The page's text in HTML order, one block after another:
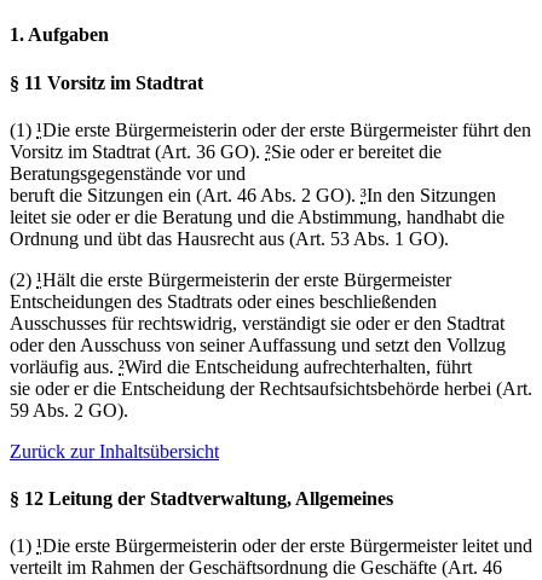
1. Aufgaben
§ 11 Vorsitz im Stadtrat
(1) ¹Die erste Bürgermeisterin oder der erste Bürgermeister führt den
Vorsitz im Stadtrat (Art. 36 GO). ²Sie oder er bereitet die
Beratungsgegenstände vor und
beruft die Sitzungen ein (Art. 46 Abs. 2 GO). ³In den Sitzungen
leitet sie oder er die Beratung und die Abstimmung, handhabt die
Ordnung und übt das Hausrecht aus (Art. 53 Abs. 1 GO).
(2) ¹Hält die erste Bürgermeisterin der erste Bürgermeister
Entscheidungen des Stadtrats oder eines beschließenden
Ausschusses für rechtswidrig, verständigt sie oder er den Stadtrat
oder den Ausschuss von seiner Auffassung und setzt den Vollzug
vorläufig aus. ²Wird die Entscheidung aufrechterhalten, führt
sie oder er die Entscheidung der Rechtsaufsichtsbehörde herbei (Art.
59 Abs. 2 GO).
Zurück zur Inhaltsübersicht
§ 12 Leitung der Stadtverwaltung, Allgemeines
(1) ¹Die erste Bürgermeisterin oder der erste Bürgermeister leitet und
verteilt im Rahmen der Geschäftsordnung die Geschäfte (Art. 46